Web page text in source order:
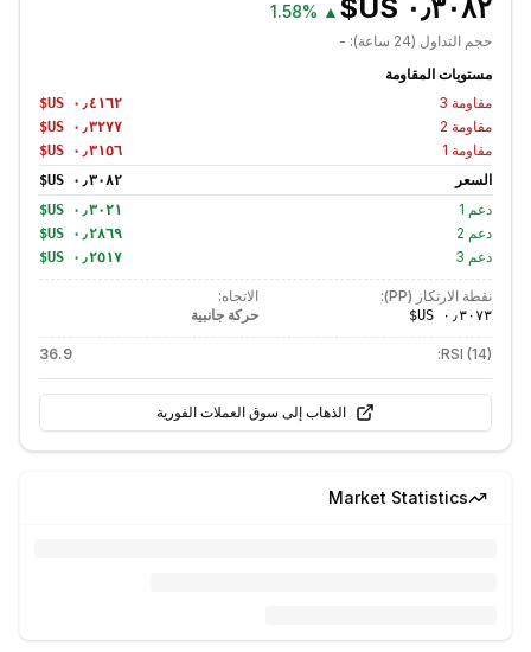
▲
1.58%
حجم التداول (24 ساعة):
-
مستويات المقاومة
مقاومة 3
مقاومة 2
مقاومة 1
السعر
دعم 1
دعم 2
دعم 3
نقطة الارتكاز (PP):
الاتجاه:
حركة جانبية
RSI (14):
36.9
الذهاب إلى سوق العملات الفورية
Market Statistics